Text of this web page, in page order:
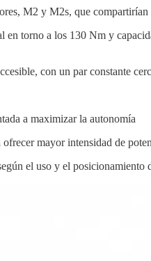
M2 y M2s, que
torno a los 130 Nm y
con un par constante
a maximizar la autonomía
mayor intensidad de
el uso y el posicionamiento